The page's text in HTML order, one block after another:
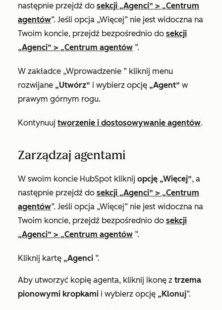
następnie przejdź do sekcji „Agenci” > „Centrum
agentów”. Jeśli opcja „Więcej” nie jest widoczna na
Twoim koncie, przejdź bezpośrednio do sekcji
„Agenci” > „Centrum agentów ”.
W zakładce „Wprowadzenie ” kliknij menu
rozwijane „Utwórz” i wybierz opcję „Agent” w
prawym górnym rogu.
Kontynuuj tworzenie i dostosowywanie agentów.
Zarządzaj agentami
W swoim koncie HubSpot kliknij opcję „Więcej”, a
następnie przejdź do sekcji „Agenci” > „Centrum
agentów”. Jeśli opcja „Więcej” nie jest widoczna na
Twoim koncie, przejdź bezpośrednio do sekcji
„Agenci” > „Centrum agentów ”.
Kliknij kartę „Agenci ”.
Aby utworzyć kopię agenta, kliknij ikonę z trzema
pionowymi kropkami i wybierz opcję „Klonuj”.